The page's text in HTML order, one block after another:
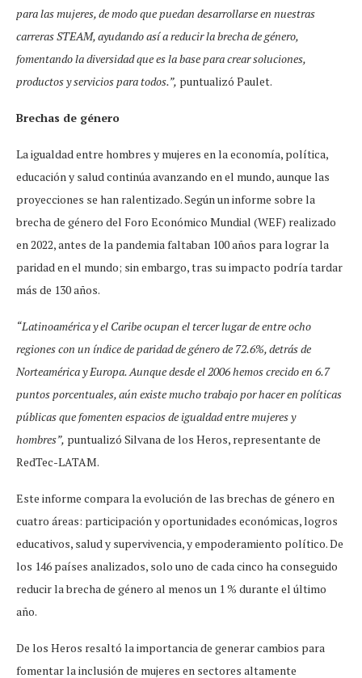
para las mujeres, de modo que puedan desarrollarse en nuestras
carreras STEAM, ayudando así a reducir la brecha de género,
fomentando la diversidad que es la base para crear soluciones,
productos y servicios para todos.”, puntualizó Paulet.
Brechas de género
La igualdad entre hombres y mujeres en la economía, política,
educación y salud continúa avanzando en el mundo, aunque las
proyecciones se han ralentizado. Según un informe sobre la
brecha de género del Foro Económico Mundial (WEF) realizado
en 2022, antes de la pandemia faltaban 100 años para lograr la
paridad en el mundo; sin embargo, tras su impacto podría tardar
más de 130 años.
“Latinoamérica y el Caribe ocupan el tercer lugar de entre ocho
regiones con un índice de paridad de género de 72.6%, detrás de
Norteamérica y Europa. Aunque desde el 2006 hemos crecido en 6.7
puntos porcentuales, aún existe mucho trabajo por hacer en políticas
públicas que fomenten espacios de igualdad entre mujeres y
hombres”, puntualizó Silvana de los Heros, representante de
RedTec-LATAM.
Este informe compara la evolución de las brechas de género en
cuatro áreas: participación y oportunidades económicas, logros
educativos, salud y supervivencia, y empoderamiento político. De
los 146 países analizados, solo uno de cada cinco ha conseguido
reducir la brecha de género al menos un 1 % durante el último
año.
De los Heros resaltó la importancia de generar cambios para
fomentar la inclusión de mujeres en sectores altamente